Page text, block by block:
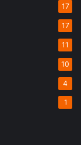
17
17
11
10
4
1